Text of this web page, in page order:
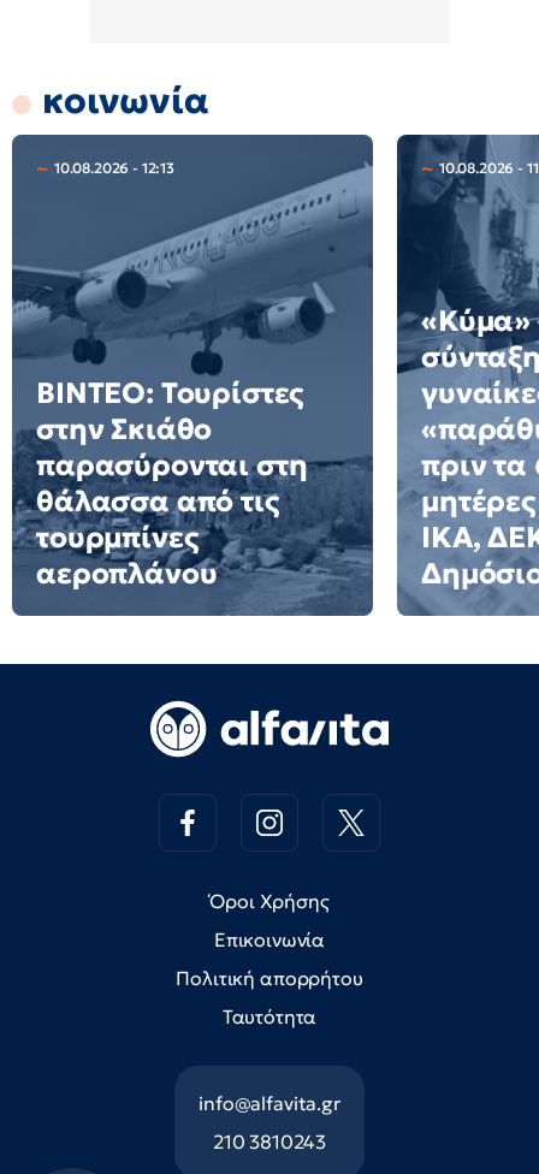
κοινωνία
10.08.2026 - 12:13
ΒΙΝΤΕΟ: Τουρίστες
στην Σκιάθο
παρασύρονται στη
θάλασσα από τις
τουρμπίνες
αεροπλάνου
10.08.2026 -
«Κύμα»
πριν τα
ΙΚΑ,
Όροι Χρήσης
Επικοινωνία
Πολιτική απορρήτου
Ταυτότητα
info@alfavita.gr
210 3810243